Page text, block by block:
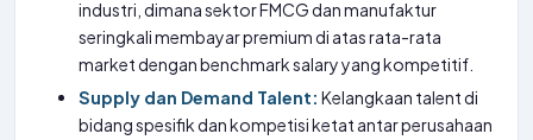
industri, dimana sektor FMCG dan manufaktur
seringkali membayar premium di atas rata-rata
market dengan benchmark salary yang kompetitif.
Supply dan Demand Talent: Kelangkaan talent di
bidang spesifik dan kompetisi ketat antar perusahaan